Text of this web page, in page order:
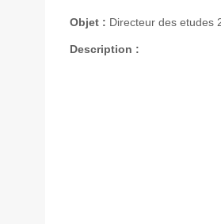
Objet : Directeur des etudes
Description :